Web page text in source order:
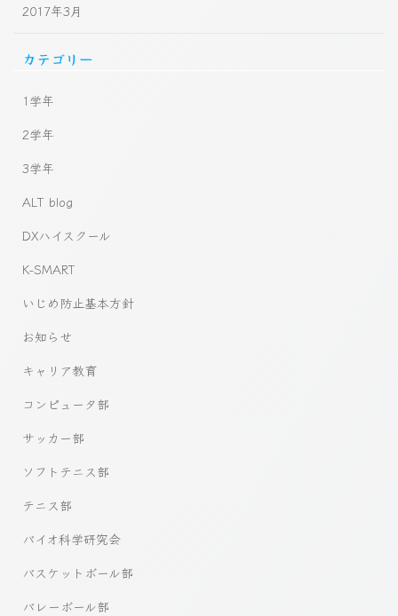
2017年3月
カテゴリー
1学年
2学年
3学年
ALT blog
DXハイスクール
K-SMART
いじめ防止基本方針
お知らせ
キャリア教育
コンピュータ部
サッカー部
ソフトテニス部
テニス部
バイオ科学研究会
バスケットボール部
バレーボール部